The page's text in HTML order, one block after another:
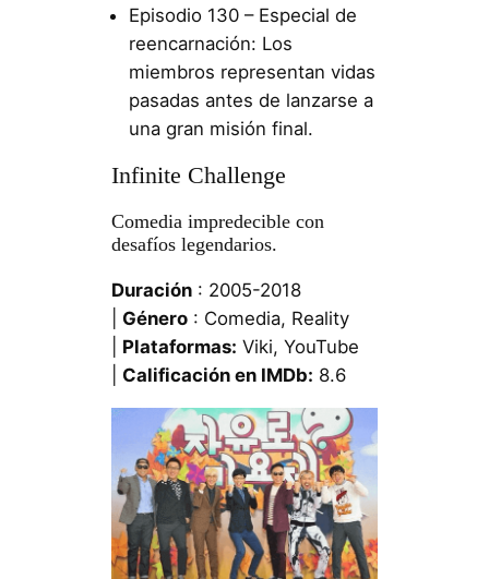
Episodio 130 – Especial de
reencarnación: Los
miembros representan vidas
pasadas antes de lanzarse a
una gran misión final.
Infinite Challenge
Comedia impredecible con
desafíos legendarios.
Duración: 2005-2018
Género: Comedia, Reality
Plataformas: Viki, YouTube
Calificación en IMDb: 8.6